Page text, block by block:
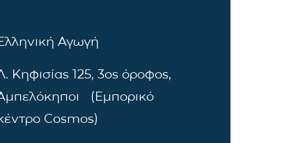
Αγωγή
Κηφισίας 125, 3ος όροφος,
(Εμπορικό
Cosmos)